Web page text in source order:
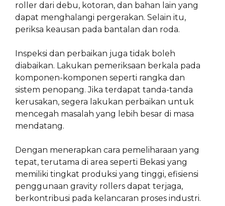
roller dari debu, kotoran, dan bahan lain yang
dapat menghalangi pergerakan. Selain itu,
periksa keausan pada bantalan dan roda.
Inspeksi dan perbaikan juga tidak boleh
diabaikan. Lakukan pemeriksaan berkala pada
komponen-komponen seperti rangka dan
sistem penopang. Jika terdapat tanda-tanda
kerusakan, segera lakukan perbaikan untuk
mencegah masalah yang lebih besar di masa
mendatang.
Dengan menerapkan cara pemeliharaan yang
tepat, terutama di area seperti Bekasi yang
memiliki tingkat produksi yang tinggi, efisiensi
penggunaan gravity rollers dapat terjaga,
berkontribusi pada kelancaran proses industri.